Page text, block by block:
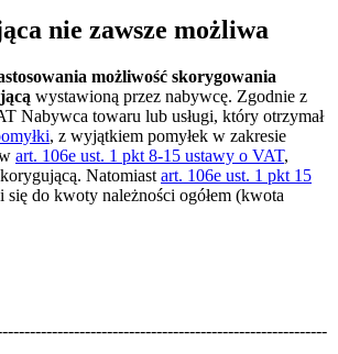
nie zawsze możliwa
możliwość skorygowania
wystawioną przez nabywcę. Zgodnie z
Nabywca towaru lub usługi, który otrzymał
, z wyjątkiem pomyłek w zakresie
art. 106e ust. 1 pkt 8-15 ustawy o VAT,
Natomiast art. 106e ust. 1 pkt 15
się do kwoty należności ogółem (kwota